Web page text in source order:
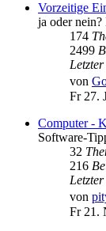
Vorzeitige
ja oder nein?
174
2499
von
Fr 27.
Computer -
Software-
32
216
von
Fr 21.